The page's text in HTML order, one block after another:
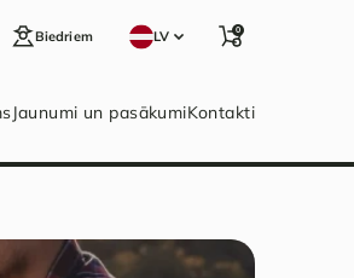
Biedriem LV 0
Jaunumi un pasākumiKontakti